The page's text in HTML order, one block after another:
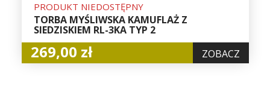
PRODUKT NIEDOSTĘPNY
TORBA MYŚLIWSKA KAMUFLAŻ Z
SIEDZISKIEM RL-3KA TYP 2
269,00 zł ZOBACZ